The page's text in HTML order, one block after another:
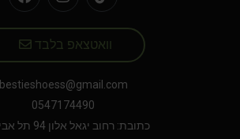
וואטצאפ בלבד
bestieshoess@gmail.com
0547174490
כתובת: רחוב יגאל אלון 94 תל אביב יפו